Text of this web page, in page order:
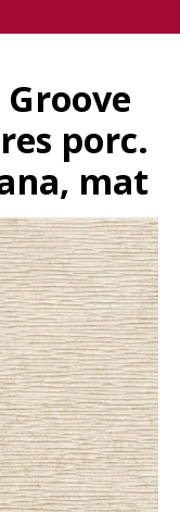
Groove
porc.
mat